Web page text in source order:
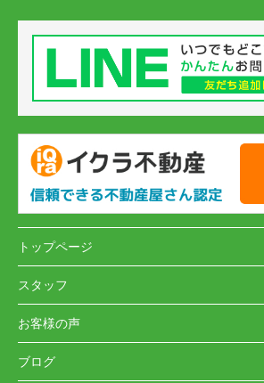
トップページ
スタッフ
お客様の声
ブログ